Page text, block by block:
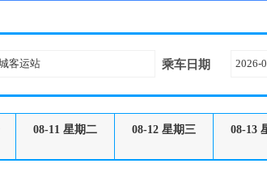
乘车日期
08-11 星期二 08-12 星期三 08-13